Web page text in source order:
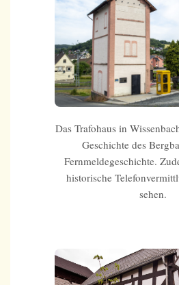
Das Trafohaus in
Geschichte des
Fernmeldegeschichte.
historische
sehen.